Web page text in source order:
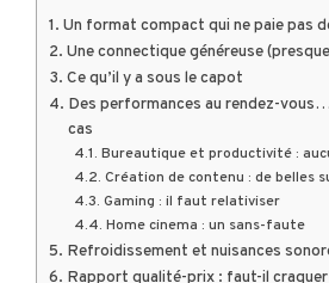
Un format compact qui ne paie pas
Une connectique généreuse
Ce qu’il y a sous le capot
Des performances au rendez-
cas
Bureautique et productivité :
Création de contenu : de belles
Gaming : il faut relativiser
Home cinema : un sans-faute
Refroidissement et nuisances
Rapport qualité-prix : faut-il